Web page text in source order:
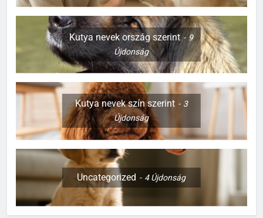
Kutya nevek ország szerint
9
Újdonság
Kutya nevek szín szerint
3
Újdonság
Uncategorized 4Újdonság